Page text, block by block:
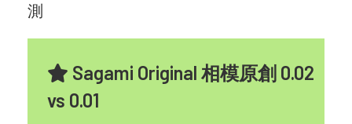
測
Sagami Original 相模原創 0.02
vs 0.01